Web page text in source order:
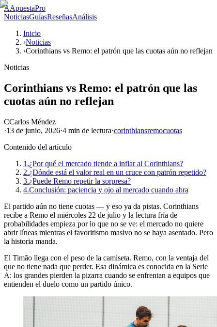
AApuestaPro
NoticiasGuíasReseñasAnálisis
Inicio
›Noticias
›Corinthians vs Remo: el patrón que las cuotas aún no reflejan
Noticias
Corinthians vs Remo: el patrón que las
cuotas aún no reflejan
CCarlos Méndez
·13 de junio, 2026·4 min de lectura·corinthiansremocuotas
Contenido del artículo
1.¿Por qué el mercado tiende a inflar al Corinthians?
2.¿Dónde está el valor real en un cruce con patrón repetido?
3.¿Puede Remo repetir la sorpresa?
4.Conclusión: paciencia y ojo al mercado cuando abra
El partido aún no tiene cuotas — y eso ya da pistas. Corinthians
recibe a Remo el miércoles 22 de julio y la lectura fría de
probabilidades empieza por lo que no se ve: el mercado no quiere
abrir líneas mientras el favoritismo masivo no se haya asentado. Pero
la historia manda.
El Timão llega con el peso de la camiseta. Remo, con la ventaja del
que no tiene nada que perder. Esa dinámica es conocida en la Serie
A: los grandes pierden la pizarra cuando se enfrentan a equipos que
entienden el duelo como un partido único.